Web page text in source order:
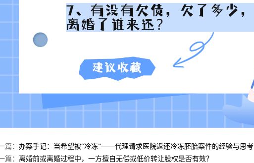
篇： 办案手记：当希望被“冷冻”——代理请求医院返还冷冻胚胎案件的经验与思考
篇： 离婚前或离婚过程中，一方擅自无偿或低价转让股权是否有效？